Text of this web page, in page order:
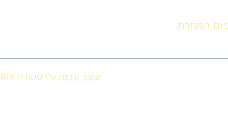
עוצב ונבנה ע”י סטודיו RIX